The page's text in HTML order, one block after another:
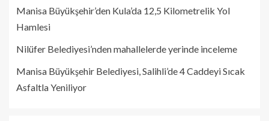
Manisa Büyükşehir’den Kula’da 12,5 Kilometrelik Yol
Hamlesi
Nilüfer Belediyesi’nden mahallelerde yerinde inceleme
Manisa Büyükşehir Belediyesi, Salihli’de 4 Caddeyi Sıcak
Asfaltla Yeniliyor